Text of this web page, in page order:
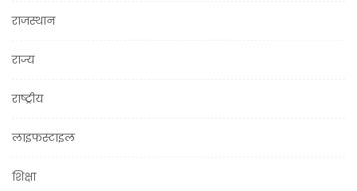
राजस्थान
राज्य
राष्ट्रीय
लाइफस्टाइल
शिक्षा